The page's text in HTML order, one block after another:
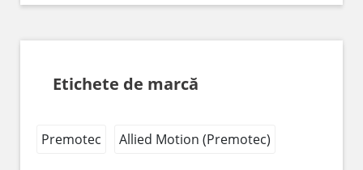
Etichete de marcă
Premotec Allied Motion (Premotec)